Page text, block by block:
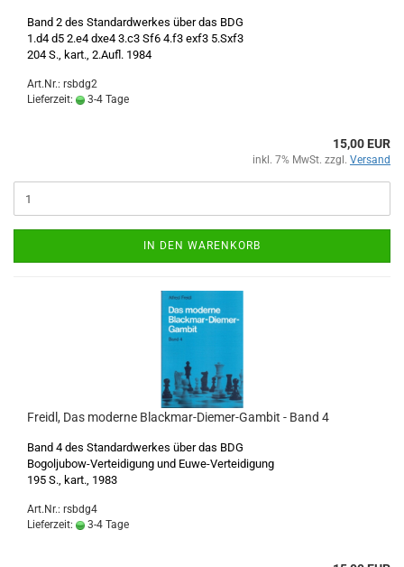
Band 2 des Standardwerkes über das BDG
1.d4 d5 2.e4 dxe4 3.c3 Sf6 4.f3 exf3 5.Sxf3
204 S., kart., 2.Aufl. 1984
Art.Nr.: rsbdg2
Lieferzeit:
3-4 Tage
15,00 EUR
inkl. 7% MwSt. zzgl. Versand
IN DEN WARENKORB
Freidl, Das moderne Blackmar-Diemer-Gambit - Band 4
Band 4 des Standardwerkes über das BDG
Bogoljubow-Verteidigung und Euwe-Verteidigung
195 S., kart., 1983
Art.Nr.: rsbdg4
Lieferzeit:
3-4 Tage